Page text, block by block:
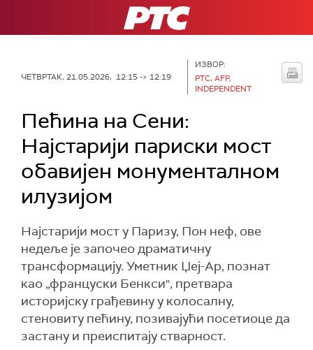
РТС
ЧЕТВРТАК, 21.05.2026, 12:15 -> 12:19
ИЗВОР:
РТС, AFP,
INDEPENDENT
Пећина на Сени:
Најстарији париски мост
обавијен монументалном
илузијом
Најстарији мост у Паризу, Пон неф, ове
недеље је започео драматичну
трансформацију. Уметник Џеј-Ар, познат
као „француски Бенкси", претвара
историјску грађевину у колосалну,
стеновиту пећину, позивајући посетиоце да
застану и преиспитају стварност.